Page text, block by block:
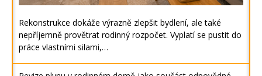
Rekonstrukce dokáže výrazně zlepšit bydlení, ale také
nepříjemně provětrat rodinný rozpočet. Vyplatí se pustit do
práce vlastními silami,…